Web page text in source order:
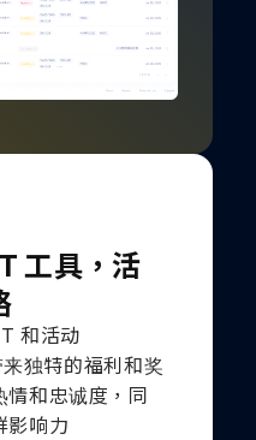
工具，活
和活动
独特的福利和奖
情和忠诚度，同
影响力